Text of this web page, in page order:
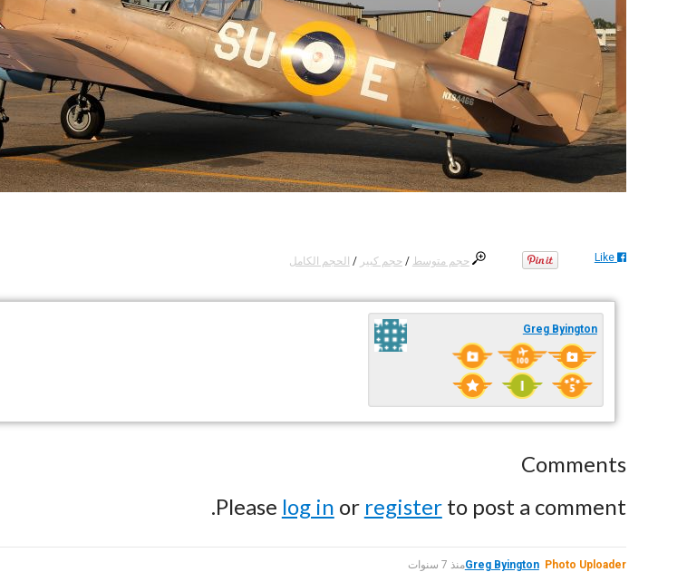
حجم متوسط / حجم كبير / الحجم الكامل Like
Greg Byington
Comments
Please log in or registerto post a comment.
Greg Byington Photo Uploader
منذ 7 سنوات